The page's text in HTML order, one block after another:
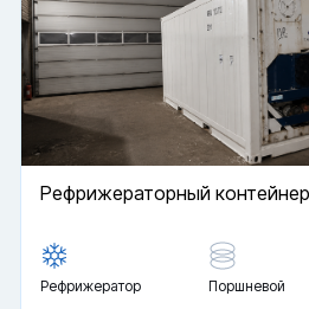
Рефрижераторный контейнер
Рефрижератор Поршневой